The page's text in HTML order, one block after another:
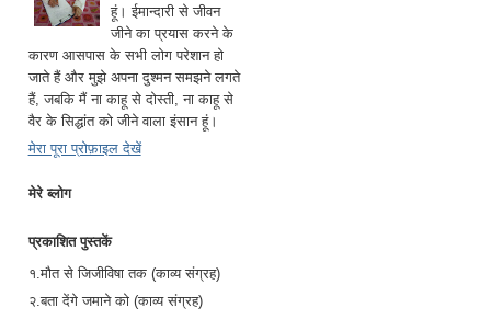
हूं। ईमान्दारी से जीवन
जीने का प्रयास करने के
कारण आसपास के सभी लोग परेशान हो
जाते हैं और मुझे अपना दुश्मन समझने लगते
हैं, जबकि मैं ना काहू से दोस्ती, ना काहू से
वैर के सिद्धांत को जीने वाला इंसान हूं।
मेरा पूरा प्रोफ़ाइल देखें
मेरे ब्लोग
प्रकाशित पुस्तकें
१.मौत से जिजीविषा तक (काव्य संग्रह)
२.बता देंगे जमाने को (काव्य संग्रह)